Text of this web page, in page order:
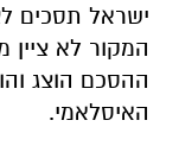
ישראל תסכים
המקור לא
ההסכם הוצג
האיסלאמי.